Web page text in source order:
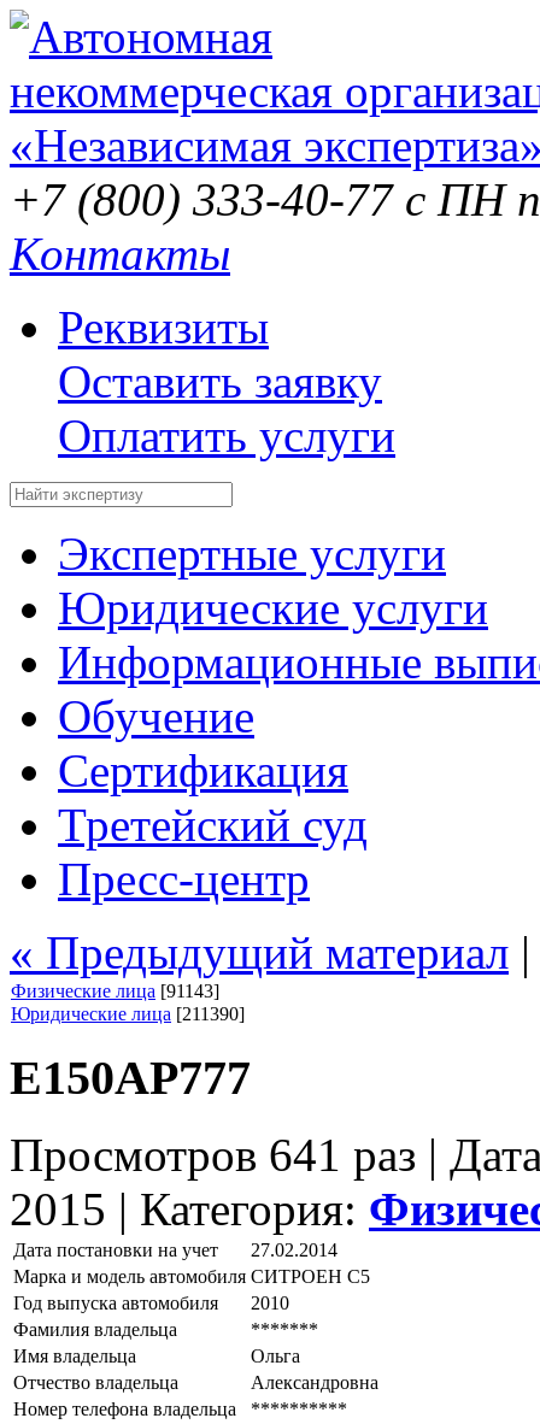
+7 (800) 333-40-77 с ПН
Контакты
Реквизиты
Оставить заявку
Оплатить услуги
Экспертные услуги
Юридические услуги
Информационные
Обучение
Сертификация
Третейский суд
Пресс-центр
« Предыдущий материал
Физические лица [91143]
Юридические лица [211390]
Е150АР777
Просмотров 641 раз |
2015 | Категория:
Дата постановки на учет
27.02.2014
Марка и модель автомобиля СИТРОЕН С5
Год выпуска автомобиля
2010
Фамилия владельца
*******
Имя владельца
Ольга
Отчество владельца
Александровна
Номер телефона владельца
**********